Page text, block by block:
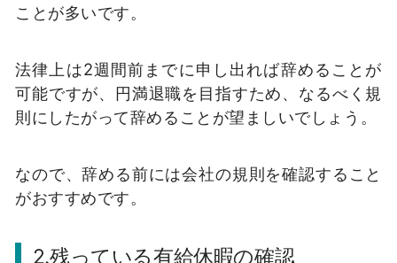
ことが多いです。
法律上は2週間前までに申し出れば辞めることが
可能ですが、円満退職を目指すため、なるべく規
則にしたがって辞めることが望ましいでしょう。
なので、辞める前には会社の規則を確認すること
がおすすめです。
2.残っている有給休暇の確認